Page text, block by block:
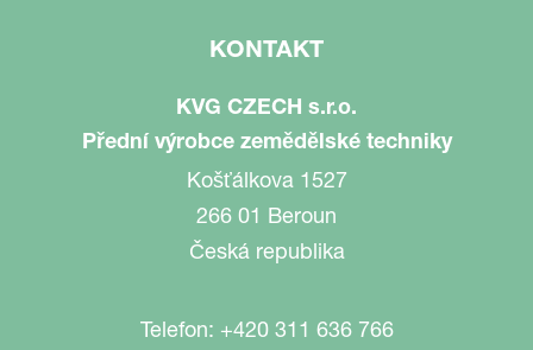
KONTAKT
KVG CZECH s.r.o.
Přední výrobce zemědělské techniky
Košťálkova 1527
266 01 Beroun
Česká republika
Telefon: +420 311 636 766